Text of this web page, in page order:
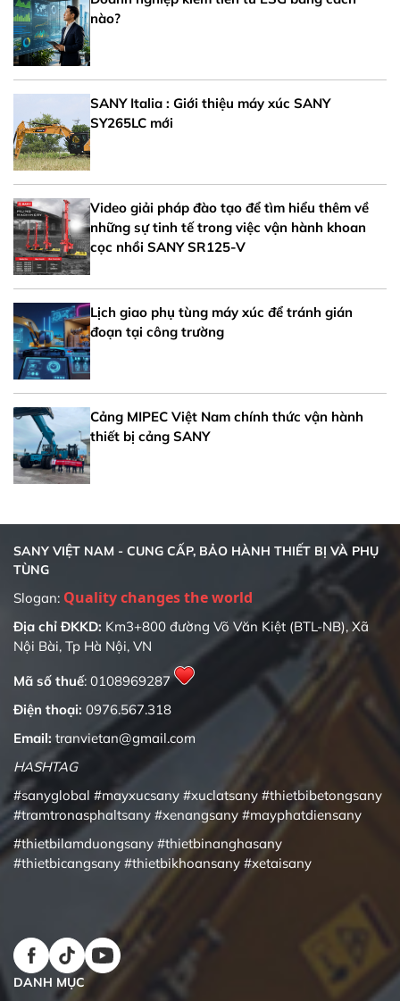
nào?
SANY Italia : Giới thiệu máy xúc SANY
SY265LC mới
Video giải pháp đào tạo để tìm hiểu thêm về
những sự tinh tế trong việc vận hành khoan
cọc nhồi SANY SR125-V
Lịch giao phụ tùng máy xúc để tránh gián
đoạn tại công trường
Cảng MIPEC Việt Nam chính thức vận hành
thiết bị cảng SANY
SANY VIỆT NAM - CUNG CẤP, BẢO HÀNH THIẾT BỊ VÀ PHỤ
TÙNG
Slogan: Quality changes the world
Địa chỉ ĐKKD: Km3+800 đường Võ Văn Kiệt (BTL-NB), Xã
Nội Bài, Tp Hà Nội, VN
Mã số thuế: 0108969287
Điện thoại: 0976.567.318
Email: tranvietan@gmail.com
HASHTAG
#sanyglobal #mayxucsany #xuclatsany #thietbibetongsany
#tramtronasphaltsany #xenangsany #mayphatdiensany
#thietbilamduongsany #thietbinanghasany
#thietbicangsany #thietbikhoansany #xetaisany
DANH MỤC